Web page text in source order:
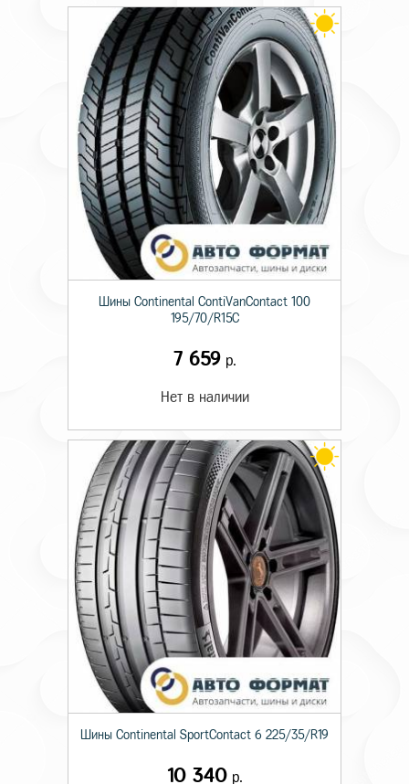
Шины Continental ContiVanContact 100
195/70/R15C
7 659р.
Нет в наличии
Шины Continental SportContact 6 225/35/R19
10 340р.